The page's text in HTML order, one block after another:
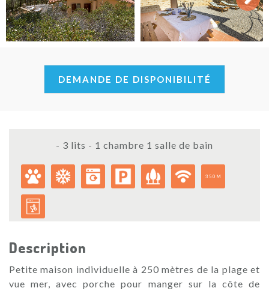
Next
DEMANDE DE DISPONIBILITÉ
- 3 lits - 1 chambre 1 salle de bain
350M
Description
Petite maison individuelle à 250 mètres de la plage et
vue mer, avec porche pour manger sur la côte de